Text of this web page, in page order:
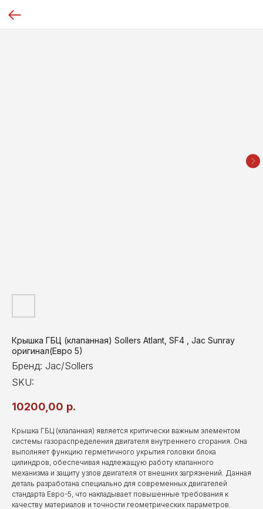
Крышка ГБЦ (клапанная) Sollers Atlant, SF4 , Jac Sunray
оригинал(Евро 5)
Бренд: Jac/Sollers
SKU:
10200,00 р.
Крышка ГБЦ (клапанная) является критически важным элементом
системы газораспределения двигателя внутреннего сгорания. Она
выполняет функцию герметичного укрытия головки блока
цилиндров, обеспечивая надлежащую работу клапанного
механизма и защиту узлов двигателя от внешних загрязнений. Данная
деталь разработана специально для современных двигателей
стандарта Евро-5, что накладывает повышенные требования к
качеству материалов и точности геометрических параметров.